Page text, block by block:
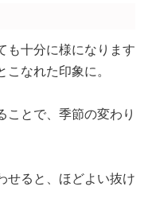
も十分に様になります
なれた印象に。
ことで、季節の変わり
せると、ほどよい抜け